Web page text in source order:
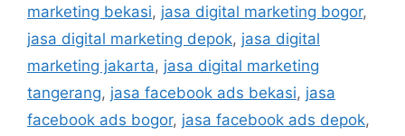
marketing bekasi, jasa digital marketing bogor,
jasa digital marketing depok, jasa digital
marketing jakarta, jasa digital marketing
tangerang, jasa facebook ads bekasi, jasa
facebook ads bogor, jasa facebook ads depok,